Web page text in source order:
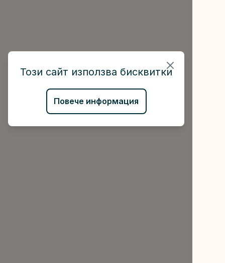
Този сайт използва бисквитки
Повече информация